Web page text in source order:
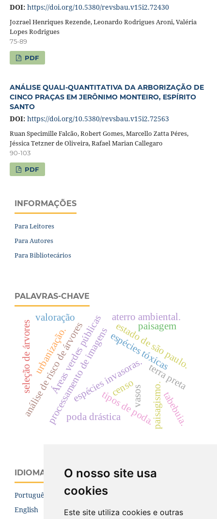
O nosso site usa
cookies
Este site utiliza cookies e outras
DOI: https://doi.org/10.5380/revsbau.v15i2.72430
Jozrael Henriques Rezende, Leonardo Rodrigues Aroni, Valéria
Lopes Rodrigues
75-89
PDF
ANÁLISE QUALI-QUANTITATIVA DA ARBORIZAÇÃO DE
CINCO PRAÇAS EM JERÔNIMO MONTEIRO, ESPÍRITO
SANTO
DOI: https://doi.org/10.5380/revsbau.v15i2.72563
Ruan Specimille Falcão, Robert Gomes, Marcello Zatta Péres,
Jéssica Tetzner de Oliveira, Rafael Marian Callegaro
90-103
PDF
INFORMAÇÕES
Para Leitores
Para Autores
Para Bibliotecários
PALAVRAS-CHAVE
Áreas verdes públicas
processamento de imagensespécies tóxicas
espécies invasoras.
estado de são paulo.
tipos de poda.
análise de risco de árvores paisagismo.
aterro ambiental.
censo
urbanização.
seleção de árvores
poda drástica
valoração
terra preta
vasos tabebuia.
paisagem
IDIOMA
Português (Brasil)
English